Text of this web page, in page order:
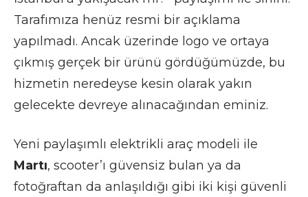
Tarafımıza henüz resmi bir açıklama
yapılmadı. Ancak üzerinde logo ve ortaya
çıkmış gerçek bir ürünü gördüğümüzde, bu
hizmetin neredeyse kesin olarak yakın
gelecekte devreye alınacağından eminiz.
Yeni paylaşımlı elektrikli araç modeli ile
Martı, scooter’ı güvensiz bulan ya da
fotoğraftan da anlaşıldığı gibi iki kişi güvenli